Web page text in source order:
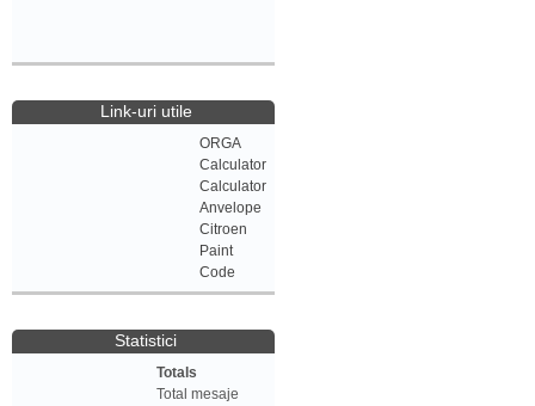
Link-uri utile
ORGA
Calculator
Calculator
Anvelope
Citroen
Paint
Code
Statistici
Totals
Total mesaje